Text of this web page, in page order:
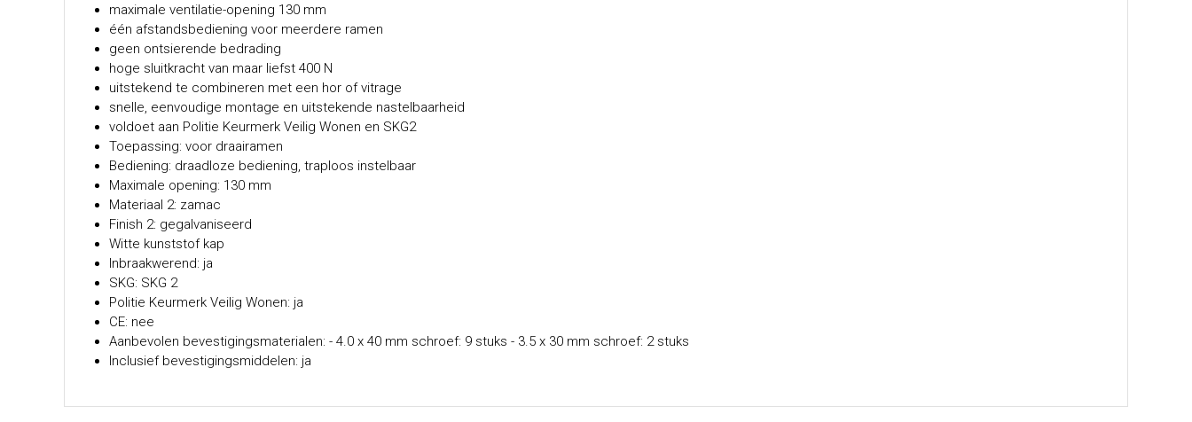
maximale ventilatie-opening 130 mm
één afstandsbediening voor meerdere ramen
geen ontsierende bedrading
hoge sluitkracht van maar liefst 400 N
uitstekend te combineren met een hor of vitrage
snelle, eenvoudige montage en uitstekende nastelbaarheid
voldoet aan Politie Keurmerk Veilig Wonen en SKG2
Toepassing: voor draairamen
Bediening: draadloze bediening, traploos instelbaar
Maximale opening: 130 mm
Materiaal 2: zamac
Finish 2: gegalvaniseerd
Witte kunststof kap
Inbraakwerend: ja
SKG: SKG 2
Politie Keurmerk Veilig Wonen: ja
CE: nee
Aanbevolen bevestigingsmaterialen: - 4.0 x 40 mm schroef: 9 stuks - 3.5 x 30 mm schroef: 2 stuks
Inclusief bevestigingsmiddelen: ja